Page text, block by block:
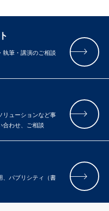
執筆・講演のご相談
リューションなど事
合わせ、ご相談
、パブリシティ（書